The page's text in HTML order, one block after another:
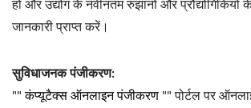
हों और उद्योग के नवीनतम रुझानों और प्रौद्योगिकियों
जानकारी प्राप्त करें।
सुविधाजनक पंजीकरण:
""कंप्यूटैक्स ऑनलाइन पंजीकरण "" पोर्टल पर